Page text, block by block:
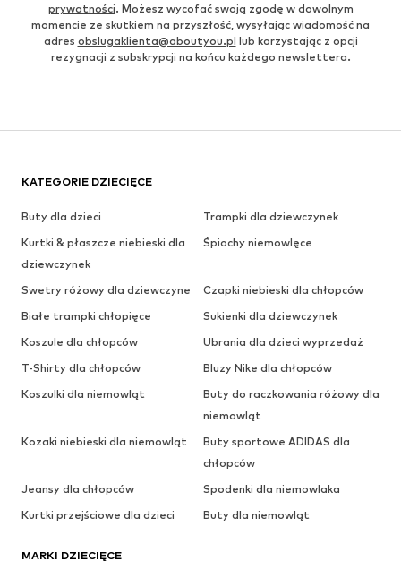
prywatności. Możesz wycofać swoją zgodę w dowolnym
momencie ze skutkiem na przyszłość, wysyłając wiadomość na
adres obslugaklienta@aboutyou.pl lub korzystając z opcji
rezygnacji z subskrypcji na końcu każdego newslettera.
KATEGORIE DZIECIĘCE
Buty dla dzieci
Trampki dla dziewczynek
Kurtki & płaszcze niebieski dla
dziewczynek
Śpiochy niemowlęce
Swetry różowy dla dziewczyne
Czapki niebieski dla chłopców
Białe trampki chłopięce
Sukienki dla dziewczynek
Koszule dla chłopców
Ubrania dla dzieci wyprzedaż
T-Shirty dla chłopców
Bluzy Nike dla chłopców
Koszulki dla niemowląt
Buty do raczkowania różowy dla
niemowląt
Kozaki niebieski dla niemowląt
Buty sportowe ADIDAS dla
chłopców
Jeansy dla chłopców
Spodenki dla niemowlaka
Kurtki przejściowe dla dzieci
Buty dla niemowląt
MARKI DZIECIĘCE